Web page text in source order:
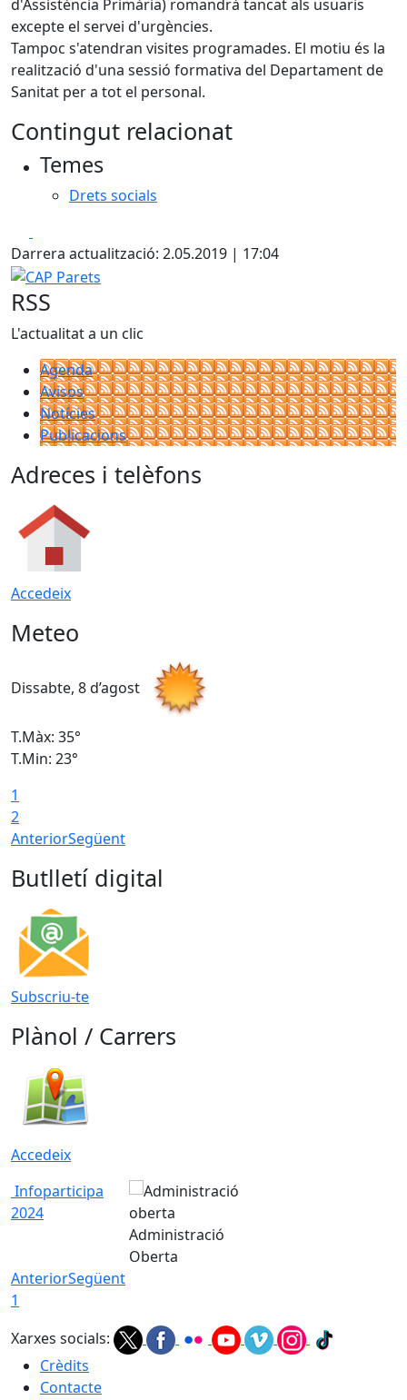
d'Assistència Primària) romandrà tancat als usuaris
excepte el servei d'urgències.
Tampoc s'atendran visites programades. El motiu és la
realització d'una sessió formativa del Departament de
Sanitat per a tot el personal.
Contingut relacionat
Temes
Drets socials
Darrera actualització: 2.05.2019 | 17:04
CAP Parets
RSS
L'actualitat a un clic
Agenda
Avisos
Notícies
Publicacions
Adreces i telèfons
Accedeix
Meteo
Dissabte, 8 d’agost
T.Màx: 35°
T.Min: 23°
1
2
AnteriorSegüent
Butlletí digital
Subscriu-te
Plànol / Carrers
Accedeix
Infoparticipa
2024
Administració
Oberta
AnteriorSegüent
1
Xarxes socials:
Crèdits
Contacte